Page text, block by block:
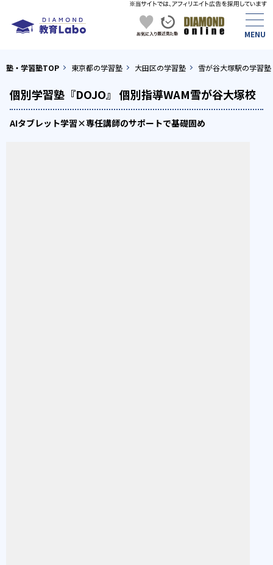
塾・学習塾TOP 東京都の学習塾 大田区の学習塾 雪が谷大塚駅の学習塾
個別学習塾『DOJO』 個別指導WAM雪が谷大塚校
AIタブレット学習×専任講師のサポートで基礎固め